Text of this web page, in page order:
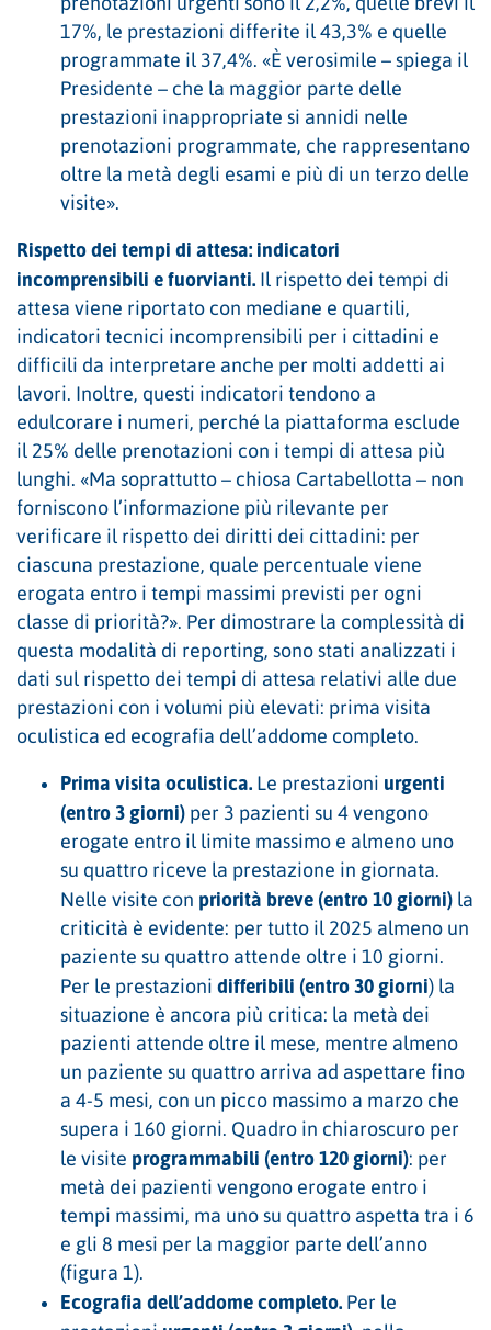
17%, le prestazioni differite il 43,3% e quelle
programmate il 37,4%. «È verosimile – spiega il
Presidente – che la maggior parte delle
prestazioni inappropriate si annidi nelle
prenotazioni programmate, che rappresentano
oltre la metà degli esami e più di un terzo delle
visite».
Rispetto dei tempi di attesa: indicatori
incomprensibili e fuorvianti. Il rispetto dei tempi di
attesa viene riportato con mediane e quartili,
indicatori tecnici incomprensibili per i cittadini e
difficili da interpretare anche per molti addetti ai
lavori. Inoltre, questi indicatori tendono a
edulcorare i numeri, perché la piattaforma esclude
il 25% delle prenotazioni con i tempi di attesa più
lunghi. «Ma soprattutto – chiosa Cartabellotta – non
forniscono l’informazione più rilevante per
verificare il rispetto dei diritti dei cittadini: per
ciascuna prestazione, quale percentuale viene
erogata entro i tempi massimi previsti per ogni
classe di priorità?». Per dimostrare la complessità di
questa modalità di reporting, sono stati analizzati i
dati sul rispetto dei tempi di attesa relativi alle due
prestazioni con i volumi più elevati: prima visita
oculistica ed ecografia dell’addome completo.
Prima visita oculistica. Le prestazioni urgenti
(entro 3 giorni) per 3 pazienti su 4 vengono
erogate entro il limite massimo e almeno uno
su quattro riceve la prestazione in giornata.
Nelle visite con priorità breve (entro 10 giorni) la
criticità è evidente: per tutto il 2025 almeno un
paziente su quattro attende oltre i 10 giorni.
Per le prestazioni differibili (entro 30 giorni) la
situazione è ancora più critica: la metà dei
pazienti attende oltre il mese, mentre almeno
un paziente su quattro arriva ad aspettare fino
a 4-5 mesi, con un picco massimo a marzo che
supera i 160 giorni. Quadro in chiaroscuro per
le visite programmabili (entro 120 giorni): per
metà dei pazienti vengono erogate entro i
tempi massimi, ma uno su quattro aspetta tra i 6
e gli 8 mesi per la maggior parte dell’anno
(figura 1).
Ecografia dell’addome completo. Per le